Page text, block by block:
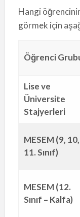
Hangi
görmek için
Öğrenci
Lise ve
Üniversite
Stajyerleri
MESEM (9, 10,
11. Sınıf)
MESEM (12.
Sınıf – Kalfa)